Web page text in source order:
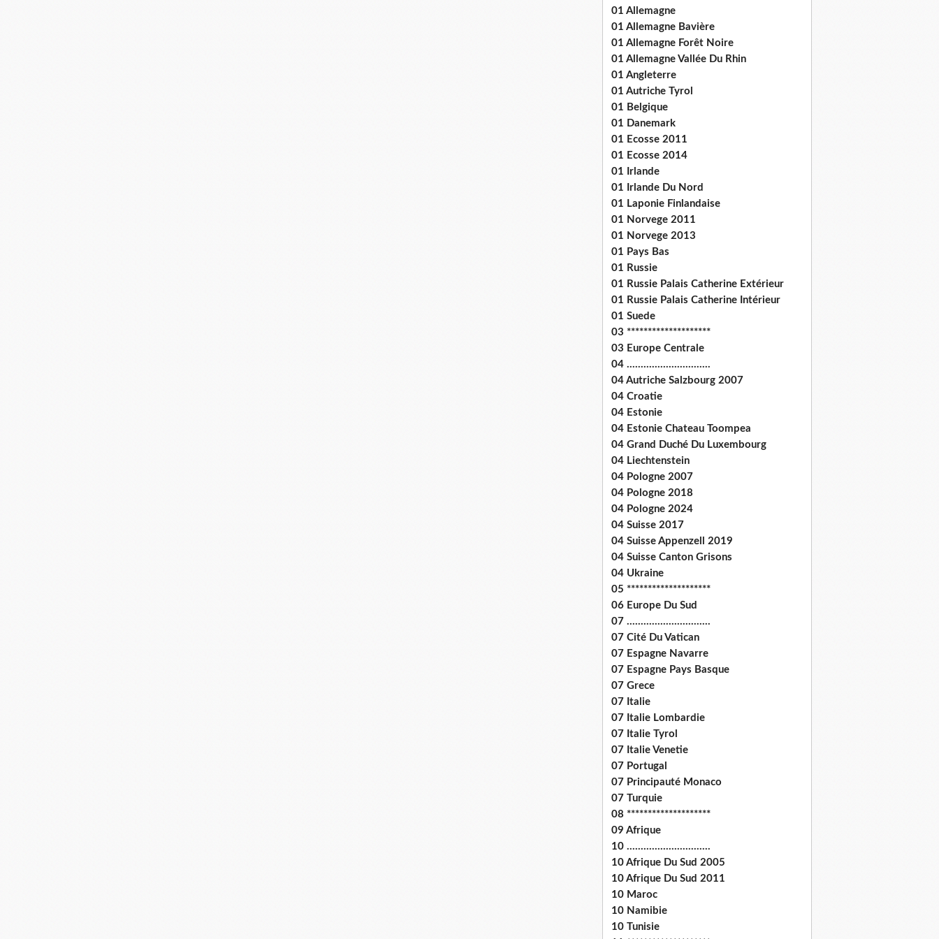
01 Allemagne
01 Allemagne Bavière
01 Allemagne Forêt Noire
01 Allemagne Vallée Du Rhin
01 Angleterre
01 Autriche Tyrol
01 Belgique
01 Danemark
01 Ecosse 2011
01 Ecosse 2014
01 Irlande
01 Irlande Du Nord
01 Laponie Finlandaise
01 Norvege 2011
01 Norvege 2013
01 Pays Bas
01 Russie
01 Russie Palais Catherine Extérieur
01 Russie Palais Catherine Intérieur
01 Suede
03 ********************
03 Europe Centrale
04 ..............................
04 Autriche Salzbourg 2007
04 Croatie
04 Estonie
04 Estonie Chateau Toompea
04 Grand Duché Du Luxembourg
04 Liechtenstein
04 Pologne 2007
04 Pologne 2018
04 Pologne 2024
04 Suisse 2017
04 Suisse Appenzell 2019
04 Suisse Canton Grisons
04 Ukraine
05 ********************
06 Europe Du Sud
07 ..............................
07 Cité Du Vatican
07 Espagne Navarre
07 Espagne Pays Basque
07 Grece
07 Italie
07 Italie Lombardie
07 Italie Tyrol
07 Italie Venetie
07 Portugal
07 Principauté Monaco
07 Turquie
08 ********************
09 Afrique
10 ..............................
10 Afrique Du Sud 2005
10 Afrique Du Sud 2011
10 Maroc
10 Namibie
10 Tunisie